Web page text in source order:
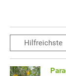
Hilfreichste